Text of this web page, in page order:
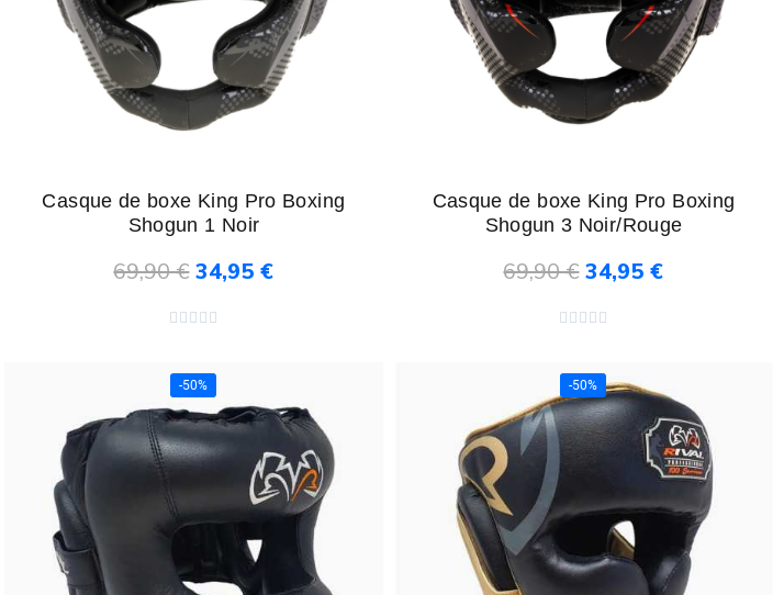
Casque de boxe King Pro Boxing
Shogun 1 Noir
69,90 € 34,95 €
    
Casque de boxe King Pro Boxing
Shogun 3 Noir/Rouge
69,90 € 34,95 €
    
-50% -50%